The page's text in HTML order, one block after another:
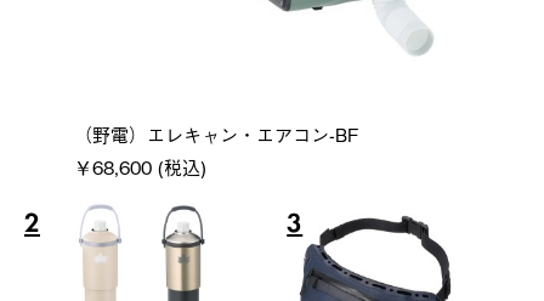
（野電）エレキャン・エアコン-BF
￥68,600 (税込)
2 3